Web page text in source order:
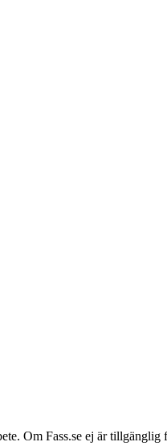
Om Fass.se ej är